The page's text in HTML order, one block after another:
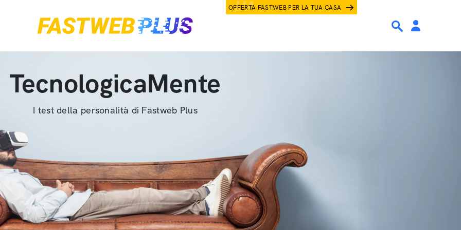
OFFERTA FASTWEB PER LA TUA CASA
TecnologicaMente
I test della personalità di Fastweb Plus